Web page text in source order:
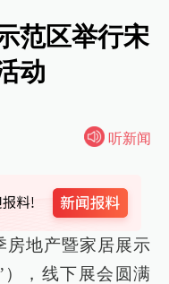
范区举行宋
动
听新闻
房地产暨家居展示
，线下展会圆满